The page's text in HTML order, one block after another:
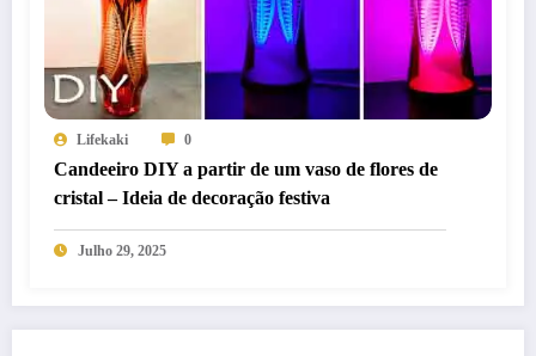
Lifekaki 0
Candeeiro DIY a partir de um vaso de flores de
cristal – Ideia de decoração festiva
Julho 29, 2025